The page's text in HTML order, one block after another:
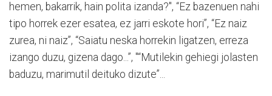
hemen, bakarrik, hain polita izanda?", “Ez bazenuen nahi
tipo horrek ezer esatea, ez jarri eskote hori”, “Ez naiz
zurea, ni naiz”, “Saiatu neska horrekin ligatzen, erreza
izango duzu, gizena dago...”, "“Mutilekin gehiegi jolasten
baduzu, marimutil deituko dizute”...